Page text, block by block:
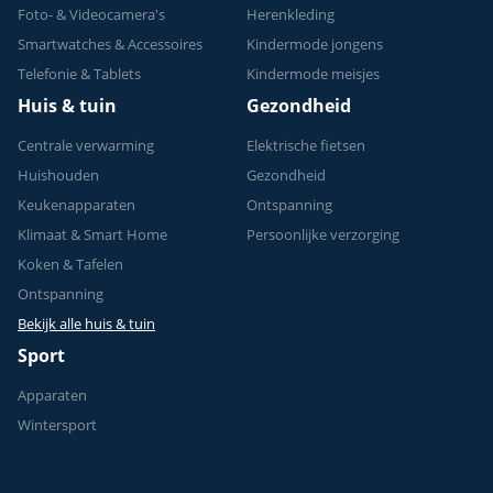
Foto- & Videocamera's
Smartwatches & Accessoires
Telefonie & Tablets
Herenkleding
Kindermode jongens
Kindermode meisjes
Huis & tuin
Centrale verwarming
Huishouden
Keukenapparaten
Klimaat & Smart Home
Koken & Tafelen
Ontspanning
Bekijk alle huis & tuin
Gezondheid
Elektrische fietsen
Gezondheid
Ontspanning
Persoonlijke verzorging
Sport
Apparaten
Wintersport